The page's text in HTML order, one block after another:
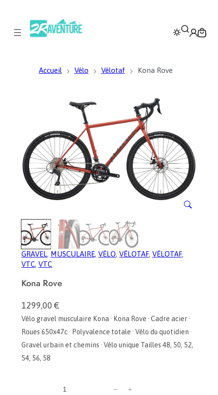
Accueil Vélo Vélotaf Kona Rove
GRAVEL, MUSCULAIRE, VÉLO, VÉLOTAF, VÉLOTAF
VTC, VTC
Kona Rove
1299,00 €
Vélo gravel musculaire Kona · Kona Rove · Cadre acier ·
Roues 650x47c · Polyvalence totale · Vélo du quotidien ·
Gravel urbain et chemins · Vélo unique Tailles 48, 50, 52,
54, 56, 58
− +